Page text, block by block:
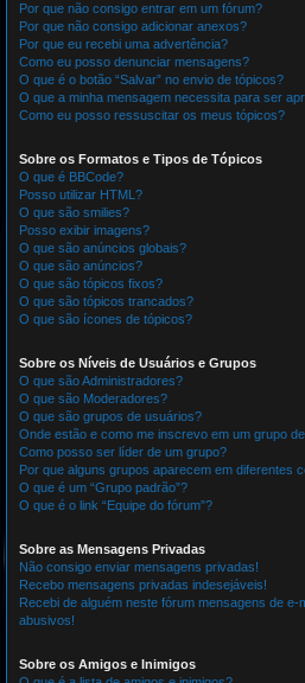
Por que não consigo entrar em um fórum?
Por que não consigo adicionar anexos?
Por que eu recebi uma advertência?
Como eu posso denunciar mensagens?
O que é o botão “Salvar” no envio de tópicos?
O que a minha mensagem necessita para ser
Como eu posso ressuscitar os meus tópicos?
Sobre os Formatos e Tipos de Tópicos
O que é BBCode?
Posso utilizar HTML?
O que são smilies?
Posso exibir imagens?
O que são anúncios globais?
O que são anúncios?
O que são tópicos fixos?
O que são tópicos trancados?
O que são ícones de tópicos?
Sobre os Níveis de Usuários e Grupos
O que são Administradores?
O que são Moderadores?
O que são grupos de usuários?
Onde estão e como me inscrevo em um grupo
Como posso ser líder de um grupo?
Por que alguns grupos aparecem em diferentes
O que é um “Grupo padrão”?
O que é o link “Equipe do fórum”?
Sobre as Mensagens Privadas
Não consigo enviar mensagens privadas!
Recebo mensagens privadas indesejáveis!
Recebi de alguém neste fórum mensagens de
abusivos!
Sobre os Amigos e Inimigos